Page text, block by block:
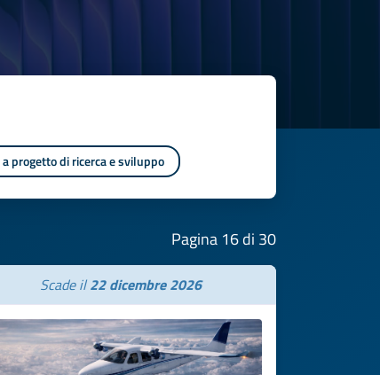
progetto di ricerca e sviluppo
Pagina 16 di 30
Scade il22 dicembre 2026